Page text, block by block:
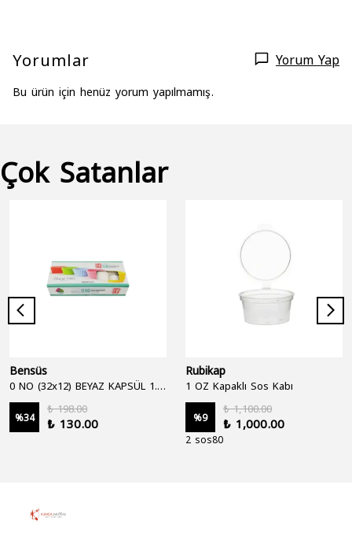
Yorumlar Yorum Yap
Bu ürün için henüz yorum yapılmamış.
Çok Satanlar
Bensüs
%34
₺ 198.00
₺ 130.00
Rubikap
1 OZ Kapaklı Sos Kabı
%9
₺ 1,100.00
₺ 1,000.00
2 sos80